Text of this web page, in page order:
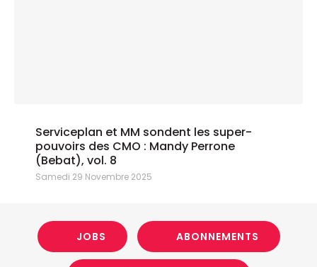
Serviceplan et MM sondent les super-
pouvoirs des CMO : Mandy Perrone
(Bebat), vol. 8
Samedi 29 Novembre 2025
JOBS ABONNEMENTS